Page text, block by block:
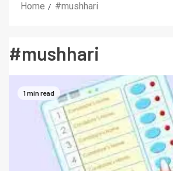
Home #mushhari
#mushhari
1 min read